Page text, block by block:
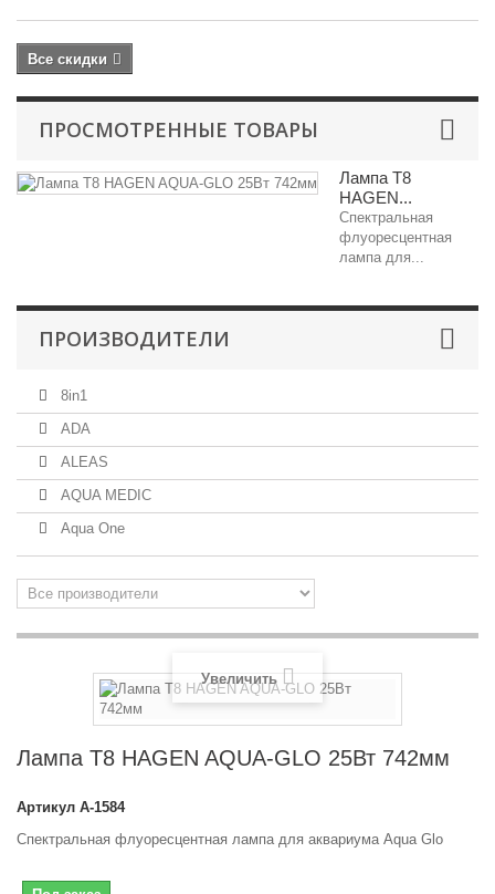
Все скидки
ПРОСМОТРЕННЫЕ ТОВАРЫ
Лампа T8
HAGEN...
Спектральная
флуоресцентная
лампа для...
ПРОИЗВОДИТЕЛИ
8in1
ADA
ALEAS
AQUA MEDIC
Aqua One
Увеличить
Лампа T8 HAGEN AQUA-GLO 25Вт 742мм
Артикул A-1584
Спектральная флуоресцентная лампа для аквариума Aqua Glo